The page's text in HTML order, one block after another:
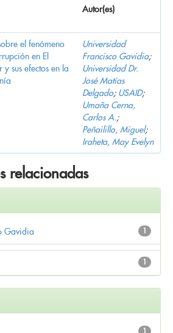
Autor(es)
el fenómeno
en El
y sus efectos en la
Universidad
Francisco Gavidia;
Universidad Dr.
José Matías
Delgado; USAID;
Umaña Cerna,
Carlos A.;
Peñailillo, Miguel;
Iraheta, May Evelyn
relacionadas
1
Gavidia
1
1